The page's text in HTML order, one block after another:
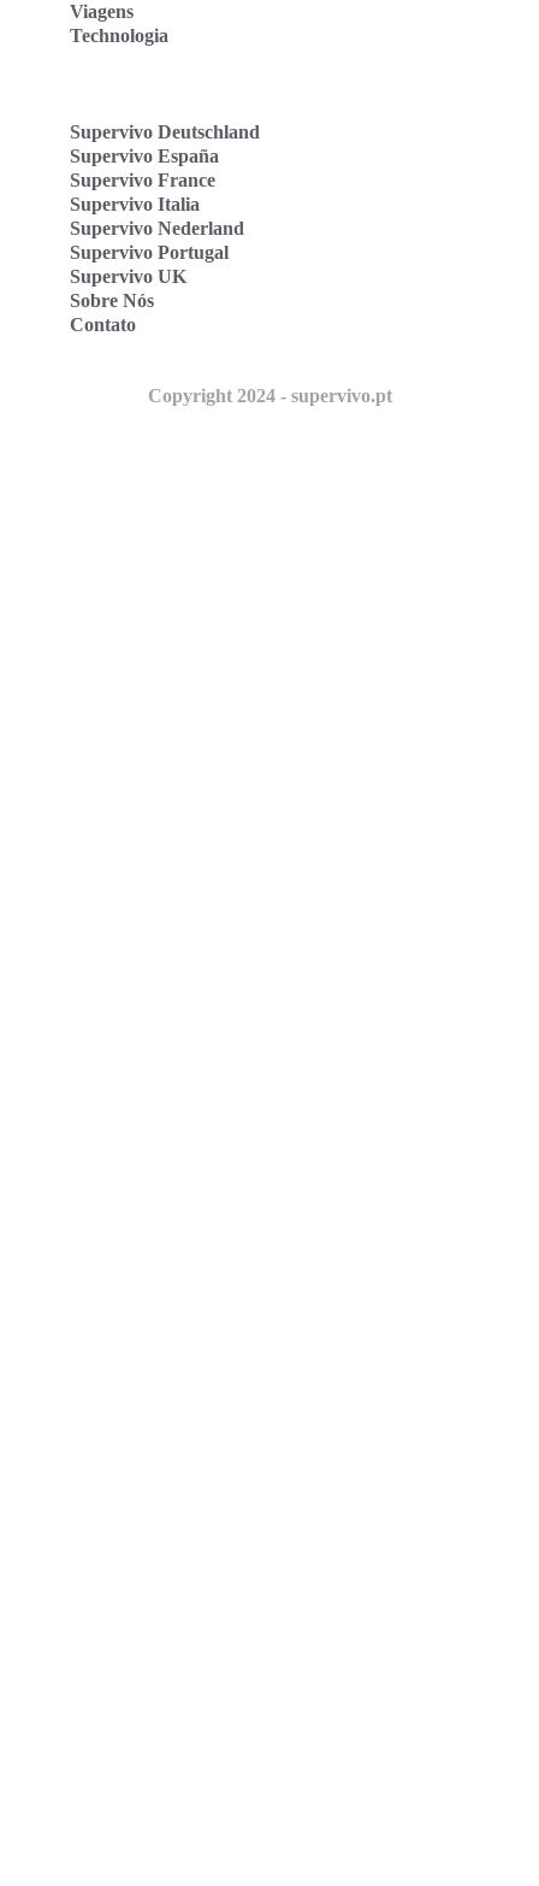
Viagens
Technologia
Supervivo Deutschland
Supervivo España
Supervivo France
Supervivo Italia
Supervivo Nederland
Supervivo Portugal
Supervivo UK
Sobre Nós
Contato
Copyright 2024 - supervivo.pt